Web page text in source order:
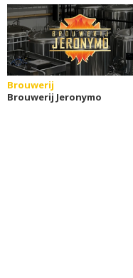
Brouwerij
Brouwerij Jeronymo